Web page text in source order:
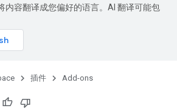
内容翻译成您偏好的语言。AI 翻译可能包
插件 Add-ons